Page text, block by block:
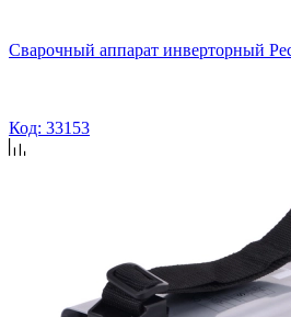
Сварочный аппарат инверторный
Код: 33153